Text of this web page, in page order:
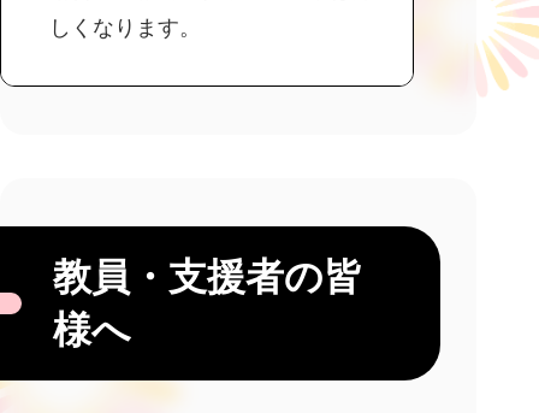
しくなります。
教員・支援者の皆
様へ